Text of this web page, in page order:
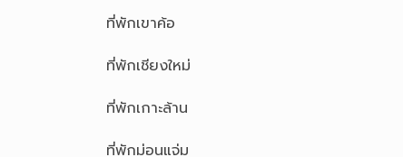
ที่พักเขาค้อ
ที่พักเชียงใหม่
ที่พักเกาะล้าน
ที่พักม่อนแจ่ม